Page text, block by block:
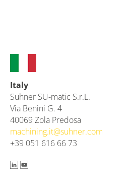
Italy
Suhner SU-matic S.r.L.
Via Benini G. 4
40069 Zola Predosa
machining.it@suhner.com
+39 051 616 66 73